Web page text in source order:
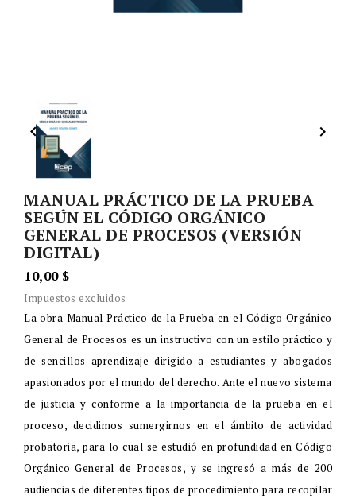
 
MANUAL PRÁCTICO DE LA PRUEBA
SEGÚN EL CÓDIGO ORGÁNICO
GENERAL DE PROCESOS (VERSIÓN
DIGITAL)
10,00 $
Impuestos excluidos
La obra Manual Práctico de la Prueba en el Código Orgánico
General de Procesos es un instructivo con un estilo práctico y
de sencillos aprendizaje dirigido a estudiantes y abogados
apasionados por el mundo del derecho. Ante el nuevo sistema
de justicia y conforme a la importancia de la prueba en el
proceso, decidimos sumergirnos en el ámbito de actividad
probatoria, para lo cual se estudió en profundidad en Código
Orgánico General de Procesos, y se ingresó a más de 200
audiencias de diferentes tipos de procedimiento para recopilar